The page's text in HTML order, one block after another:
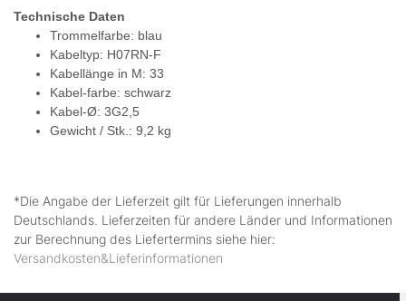
Technische Daten
Trommelfarbe: blau
Kabeltyp: H07RN-F
Kabellänge in M: 33
Kabel-farbe: schwarz
Kabel-Ø: 3G2,5
Gewicht / Stk.: 9,2 kg
*Die Angabe der Lieferzeit gilt für Lieferungen innerhalb
Deutschlands. Lieferzeiten für andere Länder und Informationen
zur Berechnung des Liefertermins siehe hier:
Versandkosten&Lieferinformationen